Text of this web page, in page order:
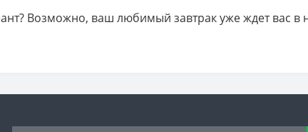
Возможно, ваш любимый завтрак уже ждет вас в